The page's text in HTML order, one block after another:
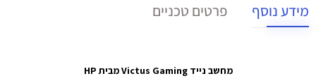
מידע נוסף פרטים טכניים
מחשב נייד Victus Gaming מבית HP